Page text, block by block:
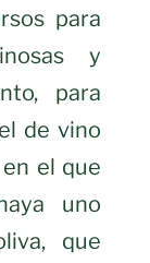
para
y
para
de vino
el que
uno
que